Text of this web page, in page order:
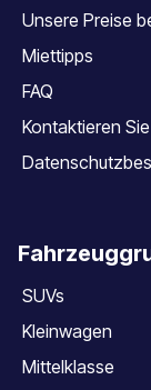
Unsere Preise
Miettipps
FAQ
Kontaktieren
SUVs
Kleinwagen
Mittelklasse